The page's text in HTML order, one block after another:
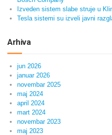
Izveden sistem slabe struje u
Tesla sistemi su izveli javni
Arhiva
jun 2026
januar 2026
novembar 2025
maj 2024
april 2024
mart 2024
novembar 2023
maj 2023